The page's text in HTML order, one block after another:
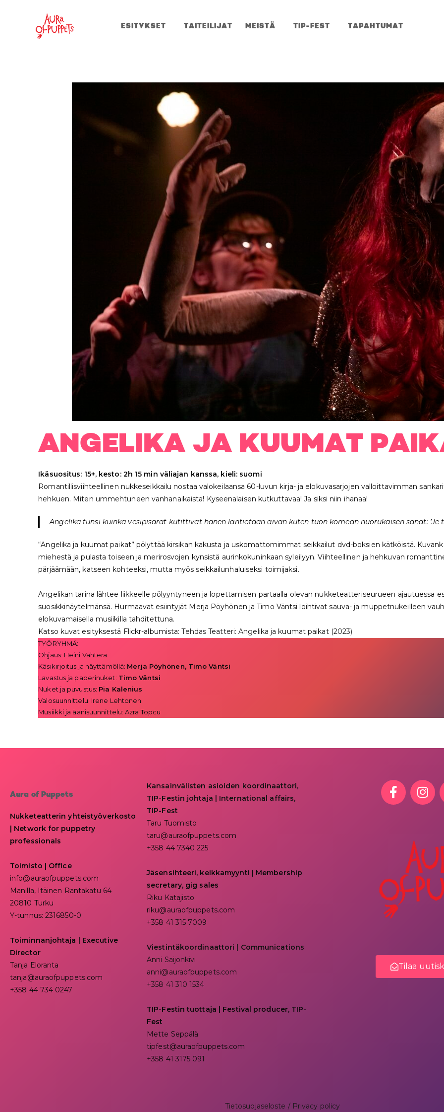
ESITYKSET TAITEILIJAT MEISTÄ TIP-FEST TAPAHTUMAT
ANGELIKA JA KUUMAT
Ikäsuositus: 15+, kesto: 2h 15 min väliajan kanssa, kieli: suomi
Romantillisviihteellinen nukkeseikkailu nostaa valokeilaansa 60-luvun kirja- ja elokuvasarjojen valloittavimman
hehkuen. Miten ummehtuneen vanhanaikaista! Kyseenalaisen kutkuttavaa! Ja siksi niin ihanaa!
Angelika tunsi kuinka vesipisarat kutittivat hänen lantiotaan aivan kuten tuon komean nuorukaisen sanat: ’Je
“Angelika ja kuumat paikat” pölyttää kirsikan kakusta ja uskomattomimmat seikkailut dvd-boksien kätköistä.
miehestä ja pulasta toiseen ja merirosvojen kynsistä aurinkokuninkaan syleilyyn. Viihteellinen ja hehkuvan
pärjäämään, katseen kohteeksi, mutta myös seikkailunhaluiseksi toimijaksi.
Angelikan tarina lähtee liikkeelle pölyyntyneen ja lopettamisen partaalla olevan nukketeatteriseurueen ajautuessa
suosikkinäytelmänsä. Hurmaavat esiintyjät Merja Pöyhönen ja Timo Väntsi loihtivat sauva- ja muppetnukeilleen
elokuvamaisella musiikilla tahditettuna.
Katso kuvat esityksestä Flickr-albumista:Tehdas Teatteri: Angelika ja kuumat paikat (2023)
TYÖRYHMÄ:
Ohjaus: Heini Vahtera
Käsikirjoitus ja näyttämöllä: Merja Pöyhönen, Timo Väntsi
Lavastus ja paperinuket: Timo Väntsi
Nuket ja puvustus: Pia Kalenius
Valosuunnittelu: Irene Lehtonen
Musiikki ja äänisuunnittelu: Azra Topcu
Aura of Puppets
Nukketeatterin yhteistyöverkosto
| Network for puppetry
professionals
Toimisto | Office
info@auraofpuppets.com
Manilla, Itäinen Rantakatu 64
20810 Turku
Y-tunnus: 2316850-0
Toiminnanjohtaja | Executive
Director
Tanja Eloranta
tanja@auraofpuppets.com
+358 44 734 0247
Kansainvälisten asioiden koordinaattori,
TIP-Festin johtaja | International affairs,
TIP-Fest
Taru Tuomisto
taru@auraofpuppets.com
+358 44 7340 225
Jäsensihteeri, keikkamyynti | Membership
secretary, gig sales
Riku Katajisto
riku@auraofpuppets.com
+358 41 315 7009
Viestintäkoordinaattori | Communications
Anni Saijonkivi
anni@auraofpuppets.com
+358 41 310 1534
TIP-Festin tuottaja | Festival producer, TIP-
Fest
Mette Seppälä
tipfest@auraofpuppets.com
+358 41 3175 091
Tilaa
Tietosuojaseloste / Privacy policy